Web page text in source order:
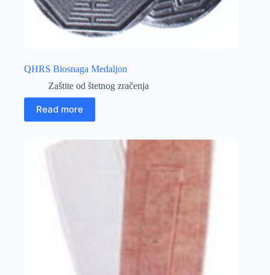
QHRS Biosnaga Medaljon
Zaštite od štetnog zračenja
Read more